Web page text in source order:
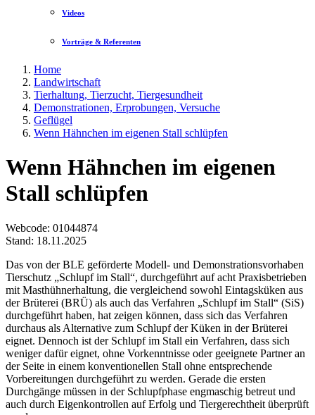
Videos
Vorträge & Referenten
Home
Landwirtschaft
Tierhaltung, Tierzucht, Tiergesundheit
Demonstrationen, Erprobungen, Versuche
Geflügel
Wenn Hähnchen im eigenen Stall schlüpfen
Wenn Hähnchen im eigenen
Stall schlüpfen
Webcode: 01044874
Stand: 18.11.2025
Das von der BLE geförderte Modell- und Demonstrationsvorhaben
Tierschutz „Schlupf im Stall“, durchgeführt auf acht Praxisbetrieben
mit Masthühnerhaltung, die vergleichend sowohl Eintagsküken aus
der Brüterei (BRÜ) als auch das Verfahren „Schlupf im Stall“ (SiS)
durchgeführt haben, hat zeigen können, dass sich das Verfahren
durchaus als Alternative zum Schlupf der Küken in der Brüterei
eignet. Dennoch ist der Schlupf im Stall ein Verfahren, dass sich
weniger dafür eignet, ohne Vorkenntnisse oder geeignete Partner an
der Seite in einem konventionellen Stall ohne entsprechende
Vorbereitungen durchgeführt zu werden. Gerade die ersten
Durchgänge müssen in der Schlupfphase engmaschig betreut und
auch durch Eigenkontrollen auf Erfolg und Tiergerechtheit überprüft